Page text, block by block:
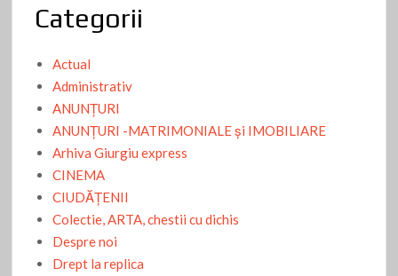
Categorii
Actual
Administrativ
ANUNŢURI
ANUNŢURI -MATRIMONIALE şi IMOBILIARE
Arhiva Giurgiu express
CINEMA
CIUDĂŢENII
Colectie, ARTA, chestii cu dichis
Despre noi
Drept la replica